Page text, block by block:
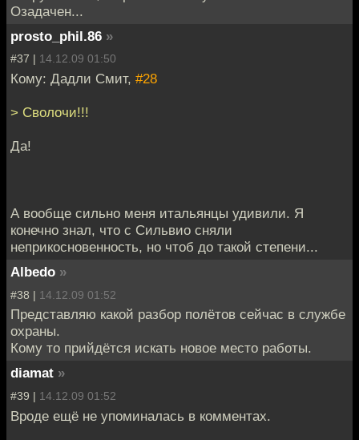
Озадачен...
prosto_phil.86 »
#37 | 14.12.09 01:50
Кому: Дадли Смит, #28
> Сволочи!!!
Да!
А вообще сильно меня итальянцы удивили. Я
конечно знал, что с Сильвио сняли
неприкосновенность, но чтоб до такой степени...
Albedo »
#38 | 14.12.09 01:52
Представляю какой разбор полётов сейчас в службе
охраны.
Кому то прийдётся искать новое место работы.
diamat »
#39 | 14.12.09 01:52
Вроде ещё не упоминалась в комментах.